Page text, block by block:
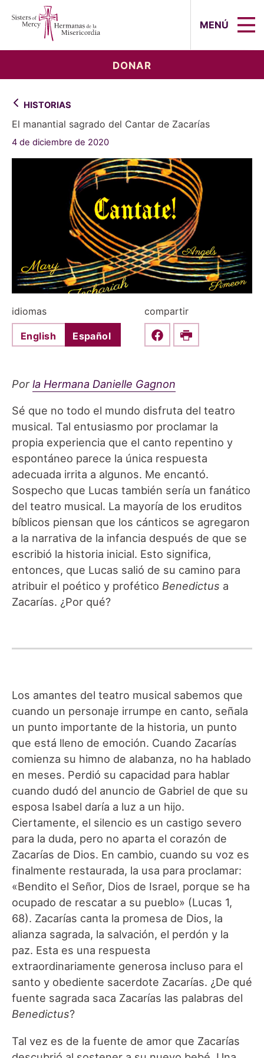
MENÚ
DONAR
HISTORIAS
El manantial sagrado del Cantar de Zacarías
4 de diciembre de 2020
idiomas
English Español
compartir
Share this on Facebook
Print
Por la Hermana Danielle Gagnon
Sé que no todo el mundo disfruta del teatro
musical. Tal entusiasmo por proclamar la
propia experiencia que el canto repentino y
espontáneo parece la única respuesta
adecuada irrita a algunos. Me encantó.
Sospecho que Lucas también sería un fanático
del teatro musical. La mayoría de los eruditos
bíblicos piensan que los cánticos se agregaron
a la narrativa de la infancia después de que se
escribió la historia inicial. Esto significa,
entonces, que Lucas salió de su camino para
atribuir el poético y profético Benedictus a
Zacarías. ¿Por qué?
Los amantes del teatro musical sabemos que
cuando un personaje irrumpe en canto, señala
un punto importante de la historia, un punto
que está lleno de emoción. Cuando Zacarías
comienza su himno de alabanza, no ha hablado
en meses. Perdió su capacidad para hablar
cuando dudó del anuncio de Gabriel de que su
esposa Isabel daría a luz a un hijo.
Ciertamente, el silencio es un castigo severo
para la duda, pero no aparta el corazón de
Zacarías de Dios. En cambio, cuando su voz es
finalmente restaurada, la usa para proclamar:
«Bendito el Señor, Dios de Israel, porque se ha
ocupado de rescatar a su pueblo» (Lucas 1,
68). Zacarías canta la promesa de Dios, la
alianza sagrada, la salvación, el perdón y la
paz. Esta es una respuesta
extraordinariamente generosa incluso para el
santo y obediente sacerdote Zacarías. ¿De qué
fuente sagrada saca Zacarías las palabras del
Benedictus?
Tal vez es de la fuente de amor que Zacarías